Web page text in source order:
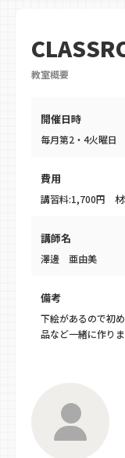
教室概要
開催日時
毎月第2・4火曜日
費用
講習料:1,700円
講師名
澤邊 亜由美
備考
下絵があるので初
品など一緒に作り